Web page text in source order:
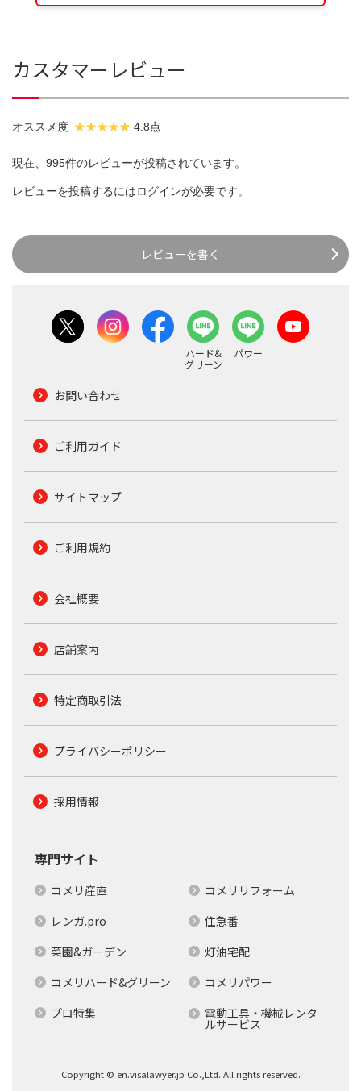
カスタマーレビュー
オススメ度 4.8点
現在、995件のレビューが投稿されています。
レビューを投稿するにはログインが必要です。
レビューを書く
ハード&
グリーン
パワー
お問い合わせ
ご利用ガイド
サイトマップ
ご利用規約
会社概要
店舗案内
特定商取引法
プライバシーポリシー
採用情報
専門サイト
コメリ産直
コメリリフォーム
レンガ.pro
住急番
菜園&ガーデン
灯油宅配
コメリハード&グリーン
コメリパワー
プロ特集
電動工具・機械レンタ
ルサービス
Copyright © en.visalawyer.jp Co.,Ltd. All rights reserved.